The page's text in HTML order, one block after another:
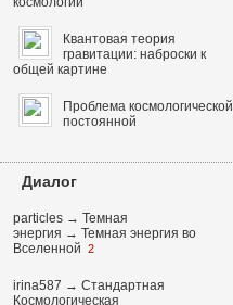
Квантовая теория
гравитации: наброски к
общей картине
Проблема космологической
постоянной
Диалог
particles → Темная
энергия → Темная энергия во
Вселенной 2
irina587 → Стандартная
Космологическая